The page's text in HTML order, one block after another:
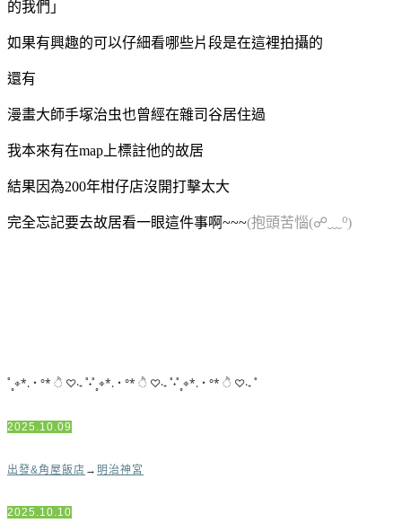
的我們」
如果有興趣的可以仔細看哪些片段是在這裡拍攝的
還有
漫畫大師手塚治虫也曾經在雜司谷居住過
我本來有在map上標註他的故居
結果因為200年柑仔店沒開打擊太大
完全忘記要去故居看一眼這件事啊~~~(抱頭苦惱(☍﹏⁰)
˚˳⌖*.・°* ੈ ♡‧₊ ˚˖˚˳⌖*.・°* ੈ ♡‧₊ ˚˖˚˳⌖*.・°* ੈ ♡‧₊ ˚
2025.10.09
出發&角屋飯店 → 明治神宮
2025.10.10